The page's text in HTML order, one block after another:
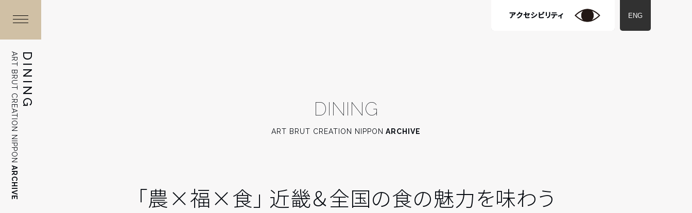
アクセシビリティ ENG
DINING
ART BRUT CREATION NIPPON
ARCHIVE
DINING
ART BRUT CREATION NIPPON ARCHIVE
「農×福×食」 近畿＆全国の食の魅力を味わう